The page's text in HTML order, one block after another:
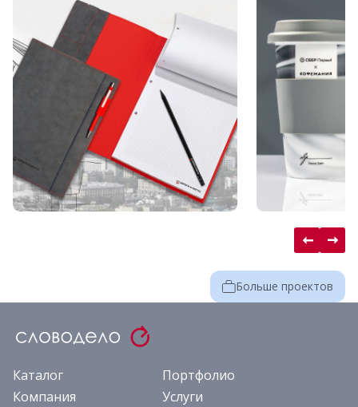
Больше проектов
Каталог
Портфолио
Компания
Услуги